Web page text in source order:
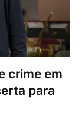
crime em
para